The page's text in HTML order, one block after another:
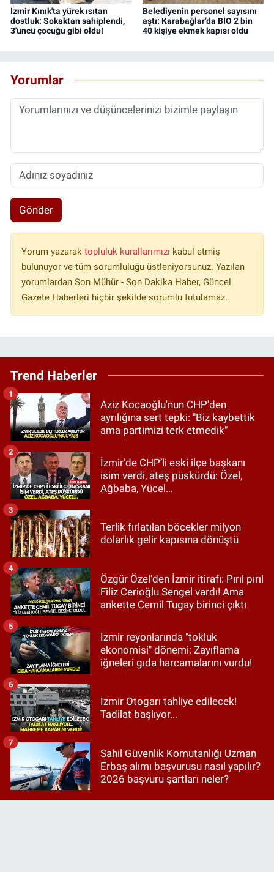
İzmir Kınık'ta yürek ısıtan
dostluk: Sokaktan sahiplendi,
3'üncü çocuğu gibi oldu!
Belediyenin personel sayısını
aştı: Karabağlar’da BİO 2 bin
40 kişiye ekmek kapısı oldu
Yorumlar
Gönder
Yorum yazarak topluluk kurallarımızı kabul etmiş
bulunuyor ve tüm sorumluluğu üstleniyorsunuz. Yazılan
yorumlardan Son Mühür - Son Dakika Haber, Güncel
Gazete Haberleri hiçbir şekilde sorumlu tutulamaz.
Trend Haberler
Aziz Kocaoğlu'nun CHP'den
ayrılığına sert tepki: "Biz kaybettik
ama partimizi terk etmedik"
1
İzmir’de CHP’li eski ilçe başkanı
isim verdi, ateş püskürdü: Özel,
Ağbaba, Yücel…
2
Terlik fırlatılan böcekler milyon
dolarlık gelir kapısına dönüştü
3
Özgür Özel'den İzmir itirafı: Pırıl pırıl
Filiz Cerioğlu Sengel vardı! Ama
ankette Cemil Tugay birinci çıktı
4
İzmir reyonlarında "tokluk
ekonomisi" dönemi: Zayıflama
iğneleri gıda harcamalarını vurdu!
5
İzmir Otogarı tahliye edilecek!
Tadilat başlıyor...
6
Sahil Güvenlik Komutanlığı Uzman
Erbaş alımı başvurusu nasıl yapılır?
2026 başvuru şartları neler?
7